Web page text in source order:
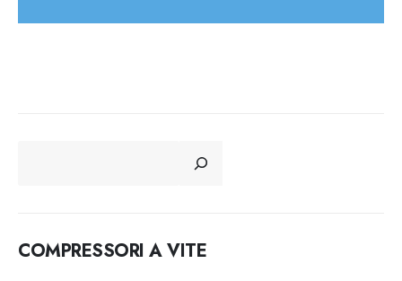
COMPRESSORI A VITE